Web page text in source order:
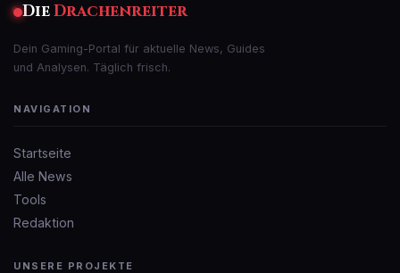
DieDrachenreiter
Dein Gaming-Portal für aktuelle News, Guides
und Analysen. Täglich frisch.
NAVIGATION
Startseite
Alle News
Tools
Redaktion
UNSERE PROJEKTE